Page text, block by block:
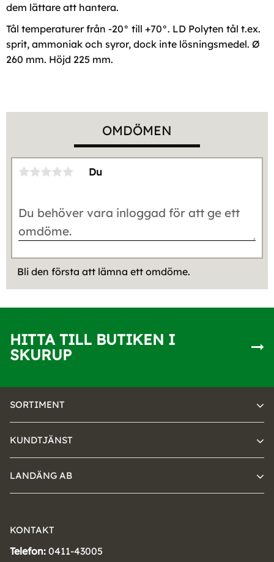
dem lättare att hantera.
Tål temperaturer från -20° till +70°. LD Polyten tål t.ex.
sprit, ammoniak och syror, dock inte lösningsmedel. Ø
260 mm. Höjd 225 mm.
OMDÖMEN
Du
Bli den första att lämna ett omdöme.
HITTA TILL BUTIKEN I
SKURUP
SORTIMENT
KUNDTJÄNST
LANDÄNG AB
KONTAKT
Telefon: 0411-43005